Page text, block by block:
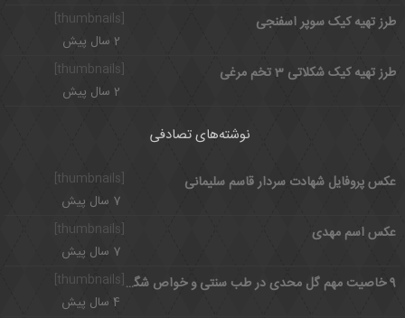
[thumbnails]
طرز تهیه کیک سوپر اسفنجی
2 سال پیش
طرز تهیه کیک شکلاتی 3 تخم مرغی
2 سال پیش
نوشته‌های تصادفی
[thumbnails] عکس پروفایل شهادت سردار قاسم سلیمانی
7 سال پیش
عکس اسم مهدی
7 سال پیش
[thumbnails] 9 خاصیت مهم گل محدی در طب سنتی و خواص شگفت انگیز آن برای زنان
4 سال پیش